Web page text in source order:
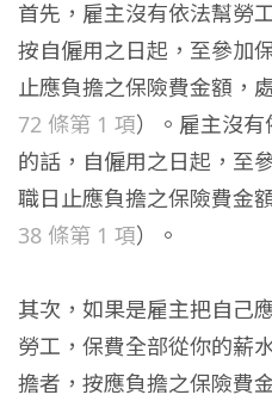
首先，雇主沒有依法幫勞
按自僱用之日起，至參加
止應負擔之保險費金額，
72 條第 1 項）。雇主沒有
的話，自僱用之日起，至
職日止應負擔之保險費金
38 條第 1 項）。
其次，如果是雇主把自己
勞工，保費全部從你的薪
擔者，按應負擔之保險費